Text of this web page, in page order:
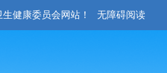
健康委员会网站！ 无障碍阅读